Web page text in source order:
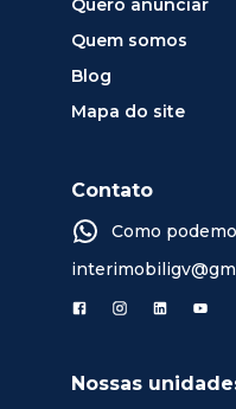
Quero anunciar
Quem somos
Blog
Mapa do site
Contato
Como
Nossas